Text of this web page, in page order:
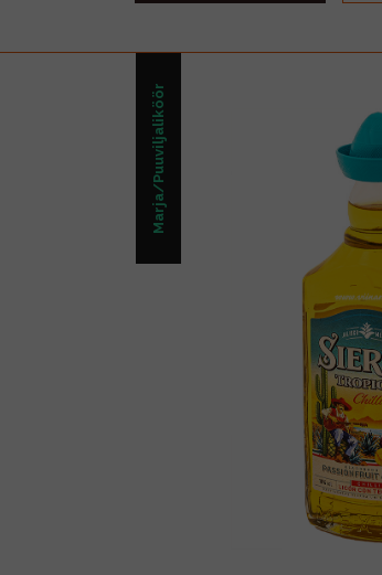
Marja/Puuviljaliköör